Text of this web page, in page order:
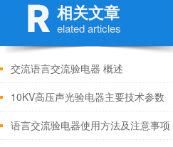
相关文章
elated articles
交流语言交流验电器 概述
10KV高压声光验电器主要技术参数
语言交流验电器使用方法及注意事项